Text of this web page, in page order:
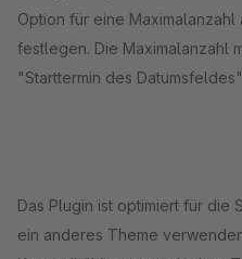
Option für eine
festlegen. Die Maximalanzahl
"Starttermin des
Das Plugin ist optimiert für die
ein anderes Theme